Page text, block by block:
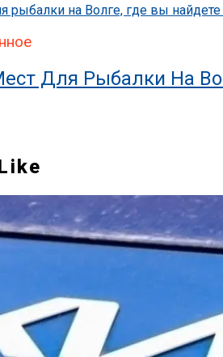
Для Рыбалки На